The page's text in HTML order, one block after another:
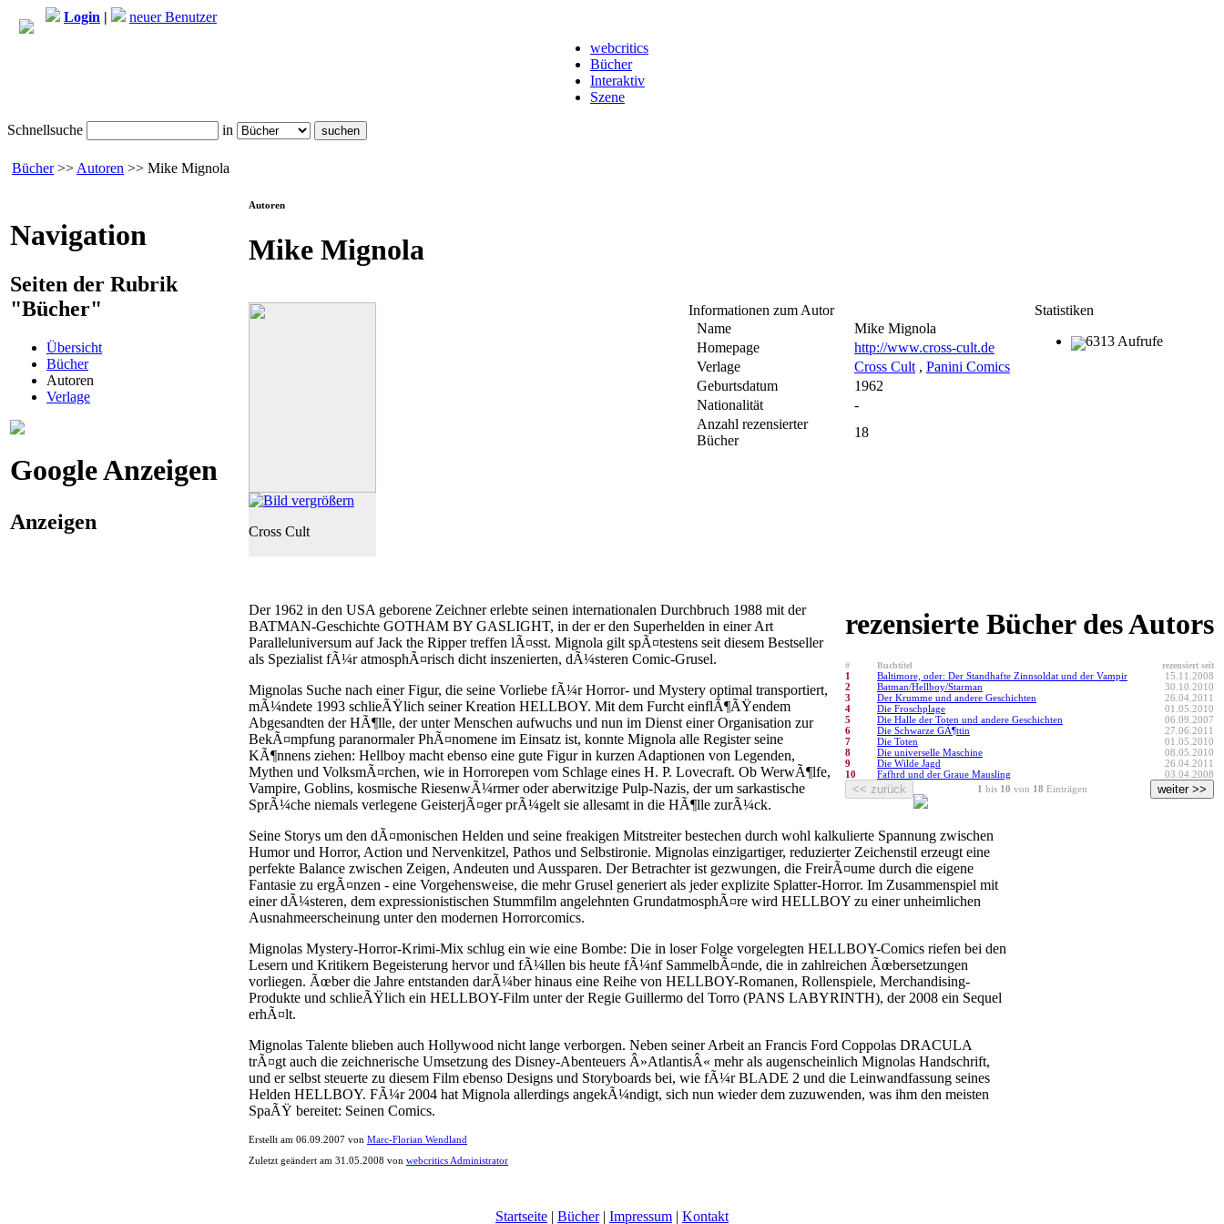
Login |
neuer Benutzer
webcritics
Bücher
Interaktiv
Szene
Schnellsuche in
Bücher>> Autoren >> Mike Mignola
Navigation
Seiten der Rubrik
"Bücher"
Übersicht
Bücher
Autoren
Verlage
Google Anzeigen
Anzeigen
Autoren
Mike Mignola
Statistiken
6313 Aufrufe
Informationen zum Autor
Name
Mike Mignola
Homepage
http://www.cross-cult.de
Verlage
Cross Cult , Panini Comics
Geburtsdatum
1962
Nationalität
-
Anzahl rezensierter
Bücher
18
Cross Cult
rezensierte Bücher des Autors
# rezensiert seit
Buchtitel
1 15.11.2008
Baltimore, oder: Der Standhafte Zinnsoldat und der Vampir
2
30.10.2010
Batman/Hellboy/Starman
3
26.04.2011
Der Krumme und andere Geschichten
4
01.05.2010
Die Froschplage
5
06.09.2007
Die Halle der Toten und andere Geschichten
6
27.06.2011
Die Schwarze GÃ¶ttin
7
01.05.2010
Die Toten
8
08.05.2010
Die universelle Maschine
9
26.04.2011
Die Wilde Jagd
10
03.04.2008
Fafhrd und der Graue Mausling
1 bis 10 von 18 Einträgen
Der 1962 in den USA geborene Zeichner erlebte seinen internationalen Durchbruch 1988 mit der
BATMAN-Geschichte GOTHAM BY GASLIGHT, in der er den Superhelden in einer Art
Paralleluniversum auf Jack the Ripper treffen lÃ¤sst. Mignola gilt spÃ¤testens seit diesem Bestseller
als Spezialist fÃ¼r atmosphÃ¤risch dicht inszenierten, dÃ¼steren Comic-Grusel.
Mignolas Suche nach einer Figur, die seine Vorliebe fÃ¼r Horror- und Mystery optimal transportiert,
mÃ¼ndete 1993 schlieÃŸlich seiner Kreation HELLBOY. Mit dem Furcht einflÃ¶ÃŸendem
Abgesandten der HÃ¶lle, der unter Menschen aufwuchs und nun im Dienst einer Organisation zur
BekÃ¤mpfung paranormaler PhÃ¤nomene im Einsatz ist, konnte Mignola alle Register seine
KÃ¶nnens ziehen: Hellboy macht ebenso eine gute Figur in kurzen Adaptionen von Legenden,
Mythen und VolksmÃ¤rchen, wie in Horrorepen vom Schlage eines H. P. Lovecraft. Ob WerwÃ¶lfe,
Vampire, Goblins, kosmische RiesenwÃ¼rmer oder aberwitzige Pulp-Nazis, der um sarkastische
SprÃ¼che niemals verlegene GeisterjÃ¤ger prÃ¼gelt sie allesamt in die HÃ¶lle zurÃ¼ck.
Seine Storys um den dÃ¤monischen Helden und seine freakigen Mitstreiter bestechen durch wohl kalkulierte Spannung zwischen
Humor und Horror, Action und Nervenkitzel, Pathos und Selbstironie. Mignolas einzigartiger, reduzierter Zeichenstil erzeugt eine
perfekte Balance zwischen Zeigen, Andeuten und Aussparen. Der Betrachter ist gezwungen, die FreirÃ¤ume durch die eigene
Fantasie zu ergÃ¤nzen - eine Vorgehensweise, die mehr Grusel generiert als jeder explizite Splatter-Horror. Im Zusammenspiel mit
einer dÃ¼steren, dem expressionistischen Stummfilm angelehnten GrundatmosphÃ¤re wird HELLBOY zu einer unheimlichen
Ausnahmeerscheinung unter den modernen Horrorcomics.
Mignolas Mystery-Horror-Krimi-Mix schlug ein wie eine Bombe: Die in loser Folge vorgelegten HELLBOY-Comics riefen bei den
Lesern und Kritikern Begeisterung hervor und fÃ¼llen bis heute fÃ¼nf SammelbÃ¤nde, die in zahlreichen Ãœbersetzungen
vorliegen. Ãœber die Jahre entstanden darÃ¼ber hinaus eine Reihe von HELLBOY-Romanen, Rollenspiele, Merchandising-
Produkte und schlieÃŸlich ein HELLBOY-Film unter der Regie Guillermo del Torro (PANS LABYRINTH), der 2008 ein Sequel
erhÃ¤lt.
Mignolas Talente blieben auch Hollywood nicht lange verborgen. Neben seiner Arbeit an Francis Ford Coppolas DRACULA
trÃ¤gt auch die zeichnerische Umsetzung des Disney-Abenteuers Â»AtlantisÂ« mehr als augenscheinlich Mignolas Handschrift,
und er selbst steuerte zu diesem Film ebenso Designs und Storyboards bei, wie fÃ¼r BLADE 2 und die Leinwandfassung seines
Helden HELLBOY. FÃ¼r 2004 hat Mignola allerdings angekÃ¼ndigt, sich nun wieder dem zuzuwenden, was ihm den meisten
SpaÃŸ bereitet: Seinen Comics.
Erstellt am 06.09.2007 von Marc-Florian Wendland
Zuletzt geändert am 31.05.2008 von webcritics Administrator
Startseite | Bücher| Impressum | Kontakt